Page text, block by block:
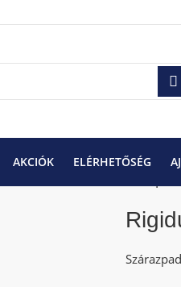
AKCIÓK ELÉRHETŐSÉG